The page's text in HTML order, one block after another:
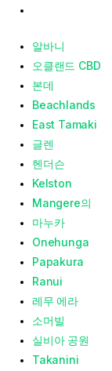
알바니
오클랜드 CBD
본데
Beachlands
East Tamaki
글렌
헨더슨
Kelston
Mangere의
마누카
Onehunga
Papakura
Ranui
레무 에라
소머빌
실비아 공원
Takanini